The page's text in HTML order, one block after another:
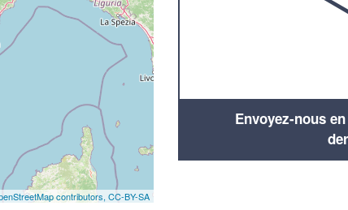
contributors, CC-BY-SA
Envoyez-nous